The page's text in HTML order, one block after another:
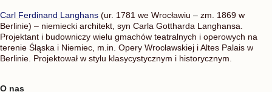
Carl Ferdinand Langhans (ur. 1781 we Wrocławiu – zm. 1869 w
Berlinie) – niemiecki architekt, syn Carla Gottharda Langhansa.
Projektant i budowniczy wielu gmachów teatralnych i operowych na
terenie Śląska i Niemiec, m.in. Opery Wrocławskiej i Altes Palais w
Berlinie. Projektował w stylu klasycystycznym i historycznym.
O nas